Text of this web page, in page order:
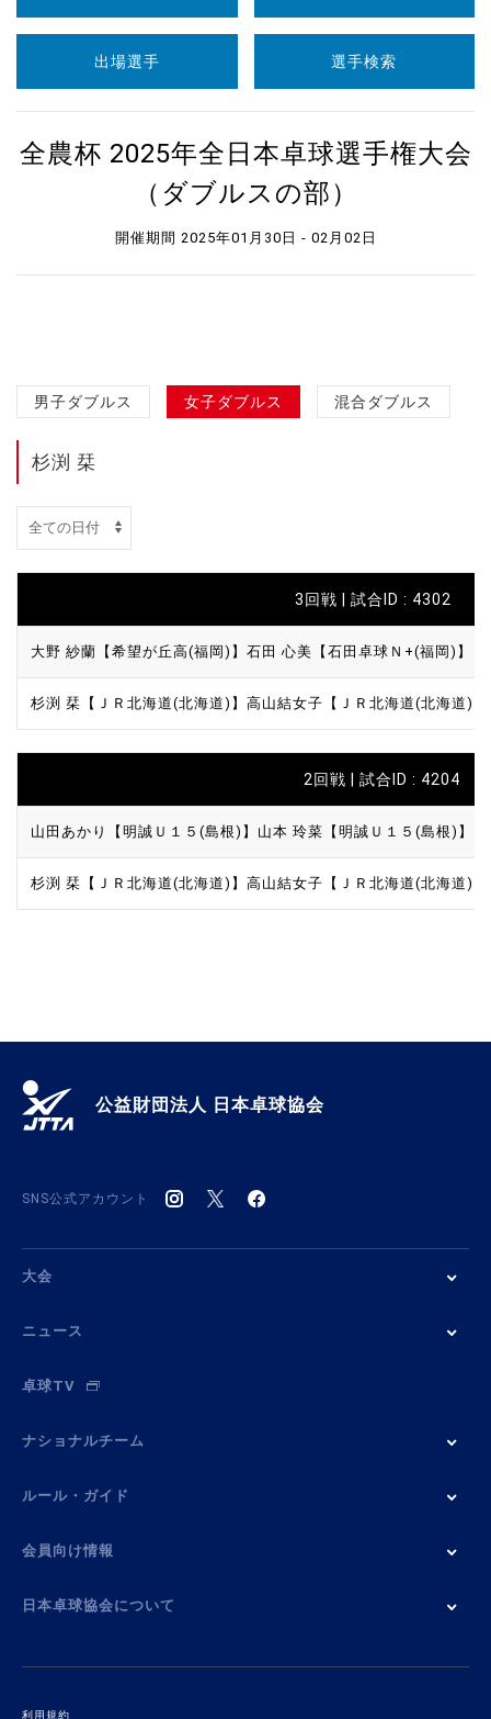
出場選手 選手検索
全農杯 2025年全日本卓球選手権大会
（ダブルスの部）
開催期間 2025年01月30日 - 02月02日
男子ダブルス 女子ダブルス 混合ダブルス
杉渕 栞
3回戦 | 試合ID : 4302
大野 紗蘭【希望が丘高(福岡)】 石田 心美【石田卓球Ｎ+(福岡)】
杉渕 栞【ＪＲ北海道(北海道)】 高山結女子【ＪＲ北海道(北海道)】
2回戦 | 試合ID : 4204
山田あかり【明誠Ｕ１５(島根)】 山本 玲菜【明誠Ｕ１５(島根)】
杉渕 栞【ＪＲ北海道(北海道)】 高山結女子【ＪＲ北海道(北海道)】
公益財団法人 日本卓球協会
SNS公式アカウント
大会
ニュース
卓球TV
ナショナルチーム
ルール・ガイド
会員向け情報
日本卓球協会について
利用規約